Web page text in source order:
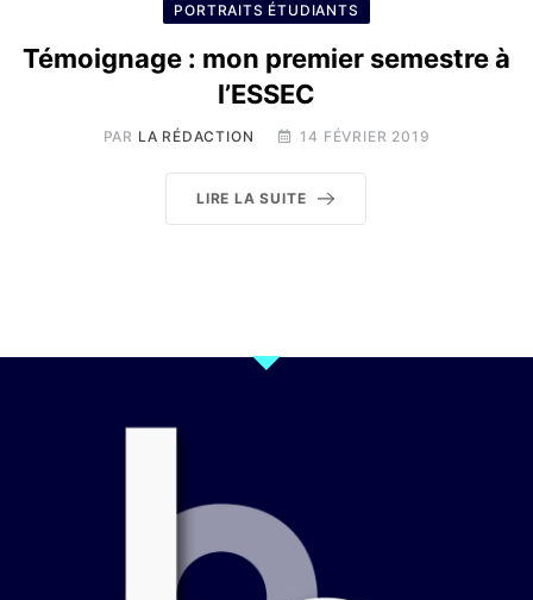
PORTRAITS ÉTUDIANTS
Témoignage : mon premier semestre à
l’ESSEC
PAR LA RÉDACTION 14 FÉVRIER 2019
LIRE LA SUITE